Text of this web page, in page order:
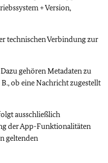
+ Version,
technischen Verbindung zur
gehören Metadaten zu
ob eine Nachricht zugestellt
ausschließlich
der App-Funktionalitäten
geltenden